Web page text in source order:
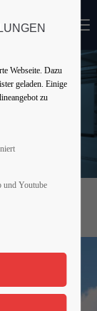
MENU
Webseite. Dazu
geladen. Einige
zu
und Youtube